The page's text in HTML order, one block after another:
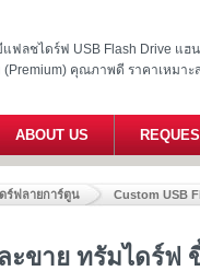
ฟลชไดร์ฟ USB Flash Drive แฮ
คุณภาพดี ราคาเหมา
ABOUT US
ร์ฟลายการ์ตูน Custom USB
ขาย ทรัมไดร์ฟ